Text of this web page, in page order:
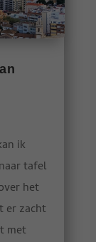
ik
tafel
het
er zacht
met